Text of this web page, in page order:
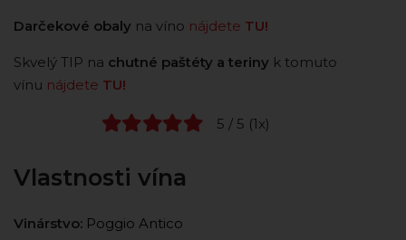
Darčekové obaly na víno nájdete TU!
Skvelý TIP na chutné paštéty a teriny k tomuto
vínu nájdete TU!
5 / 5 (1x)
Vlastnosti vína
Vinárstvo: Poggio Antico